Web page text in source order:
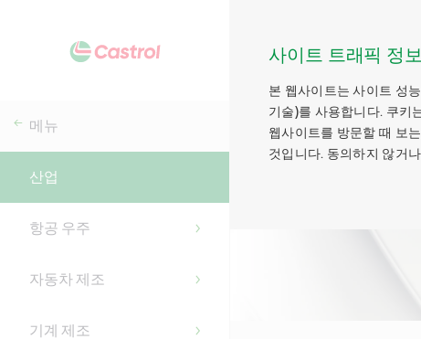
사이트 트래픽 정
본 웹사이트는 사이트 성
기술)를 사용합니다. 쿠키
웹사이트를 방문할 때 보
것입니다. 동의하지 않거
메뉴
산업
항공 우주
자동차 제조
기계 제조